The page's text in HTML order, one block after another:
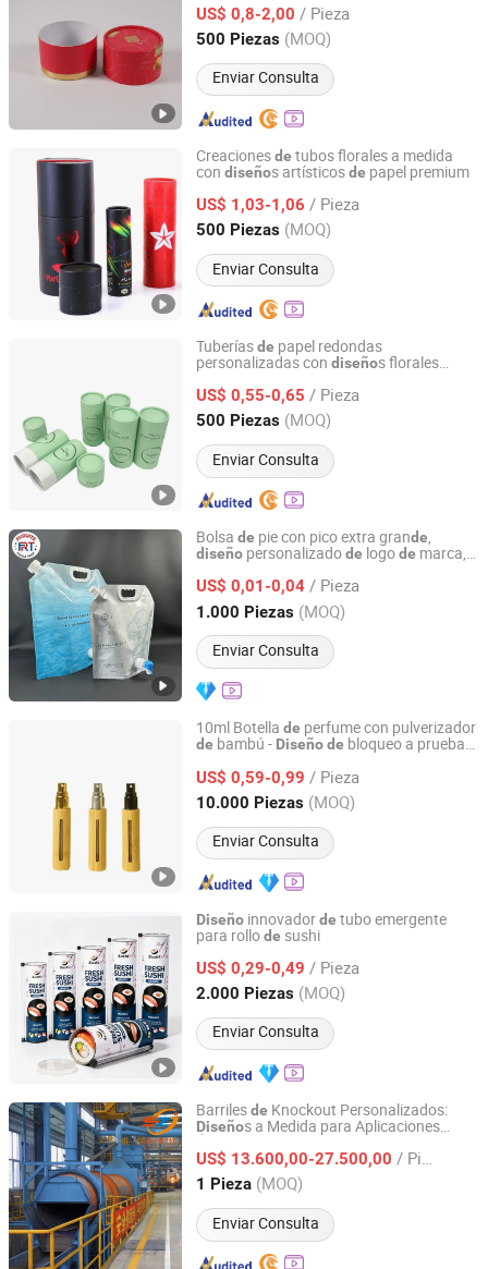
galletas regalo
US$ 0,8-2,00 / Pieza
500 Piezas (MOQ)
Enviar Consulta
Guangdong, China Desde 2025
Creacionesde tubos florales a medida
con diseños artísticosde papel premium
US$ 1,03-1,06 / Pieza
500 Piezas (MOQ)
Enviar Consulta
Dongguan Bailuo Gift Box Packaging CO.,LTD
Guangdong, China Desde 2025
Tuberíasde papel redondas
personalizadas con diseños florales
US$ 0,55-0,65 / Pieza
500 Piezas (MOQ)
Enviar Consulta
Dongguan Bailuo Gift Box Packaging CO.,LTD
Guangdong, China Desde 2025
Bolsa de pie con pico extra grande,
diseño personalizadode logode marca,
US$ 0,01-0,04 / Pieza
1.000 Piezas (MOQ)
Enviar Consulta
Shantou Purete Printing and Packaging Co., Ltd.
Guangdong, China Desde 2026
10ml Botella de perfume con pulverizador
de bambú - Diseñode bloqueo a prueba
US$ 0,59-0,99 / Pieza
10.000 Piezas (MOQ)
Enviar Consulta
Shaoxing Derong Import & Export Co., Ltd.
Zhejiang, China Desde 2025
Diseño innovadorde tubo emergente
para rollode sushi
US$ 0,29-0,49 / Pieza
2.000 Piezas (MOQ)
Enviar Consulta
Yiwu Soton Import & Export Co., Ltd.
Zhejiang, China Desde 2026
Barrilesde Knockout Personalizados:
Diseños a Medida para Aplicaciones
US$ 13.600,00-27.500,00 / Pieza
1 Pieza (MOQ)
Enviar Consulta
Qingdao Sanzhuji Technology Co., Ltd.
Shandong, China Desde 2025